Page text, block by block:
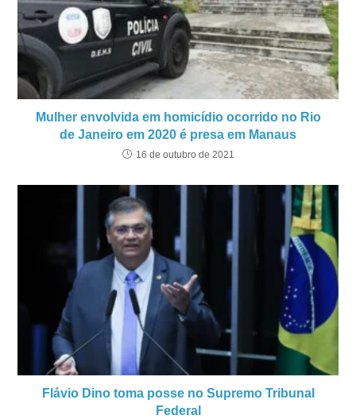
Mulher envolvida em homicídio ocorrido no Rio
de Janeiro em 2020 é presa em Manaus
16 de outubro de 2021
Flávio Dino toma posse no Supremo Tribunal
Federal